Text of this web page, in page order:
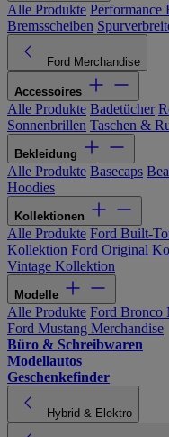
Alle Produkte Performance
Bremsscheiben
Ford Merchandise
Accessoires
Alle Produkte Badetücher
Sonnenbrillen Taschen &
Bekleidung
Alle Produkte Basecaps
Hoodies
Kollektionen
Alle Produkte Ford Built-
Kollektion Ford Original
Vintage Kollektion
Modelle
Alle Produkte Ford Bronco
Ford Mustang Merchandise
Büro & Schreibwaren
Modellautos
Geschenkefinder
Hybrid & Elektro